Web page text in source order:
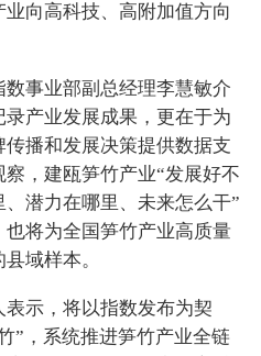
向高科技、高附加值方向
事业部副总经理李慧敏介
产业发展成果，更在于为
播和发展决策提供数据支
，建瓯笋竹产业“发展好不
潜力在哪里、未来怎么干”
将为全国笋竹产业高质量
域样本。
示，将以指数发布为契
”，系统推进笋竹产业全链